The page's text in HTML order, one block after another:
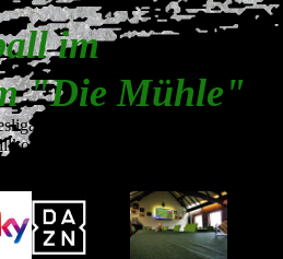
im
"Die Mühle"
live! Egal ob SKY oder DAZN